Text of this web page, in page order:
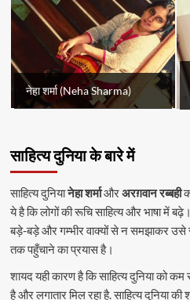
नेहा शर्मा (Neha Sharma)
साहित्य दुनिया के बारे में
साहित्य दुनियानेहा शर्माऔरअरग़वान रब्बही
ये है कि लोगों की रूचि साहित्य और भाषा में
बड़े-बड़े और गम्भीर वाक्यों से न समझाकर
तक पहुँचाने का प्रयास है।
शायद यही कारण है कि साहित्य दुनिया को कम
है और लगातार मिल रहा है. साहित्य दुनिया